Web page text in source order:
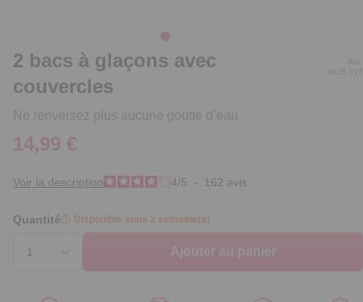
2 bacs à glaçons avec
couvercles
Ne renversez plus aucune goutte d’eau
Réf.
9628.017
14,99 €
Voir la description 4/5 - 162 avis
Quantité Disponible sous 2 semaine(s)
Ajouter au panier